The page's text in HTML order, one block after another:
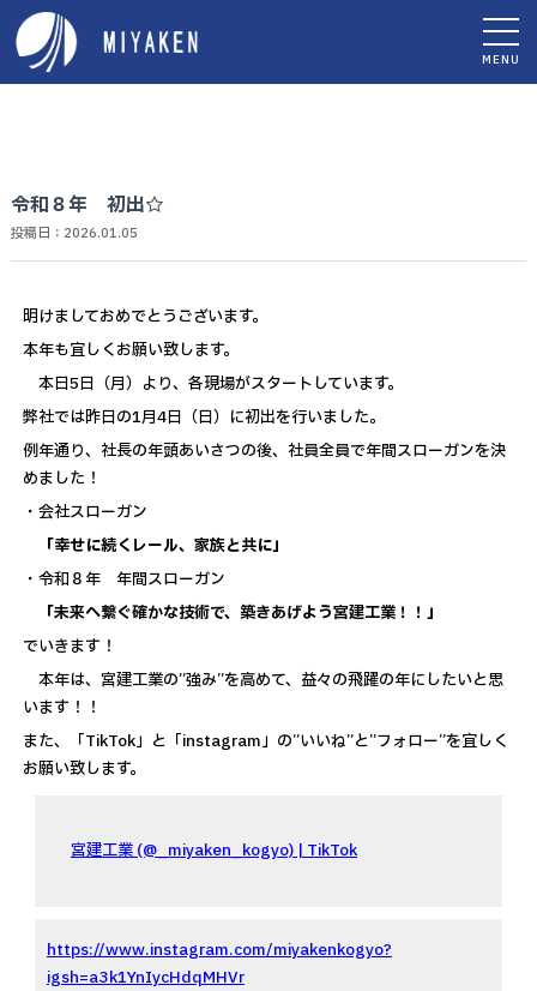
MENU
令和８年 初出☆
投稿日：2026.01.05
明けましておめでとうございます。
本年も宜しくお願い致します。
本日5日（月）より、各現場がスタートしています。
弊社では昨日の1月4日（日）に初出を行いました。
例年通り、社長の年頭あいさつの後、社員全員で年間スローガンを決
めました！
・会社スローガン
「幸せに続くレール、家族と共に」
・令和８年 年間スローガン
「未来へ繋ぐ確かな技術で、築きあげよう宮建工業！！」
でいきます！
本年は、宮建工業の”強み”を高めて、益々の飛躍の年にしたいと思
います！！
また、「TikTok」と「instagram」の”いいね”と”フォロー”を宜しく
お願い致します。
宮建工業 (@_miyaken_kogyo) | TikTok
https://www.instagram.com/miyakenkogyo?
igsh=a3k1YnIycHdqMHVr